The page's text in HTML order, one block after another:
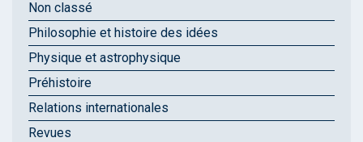
Non classé
Philosophie et histoire des idées
Physique et astrophysique
Préhistoire
Relations internationales
Revues